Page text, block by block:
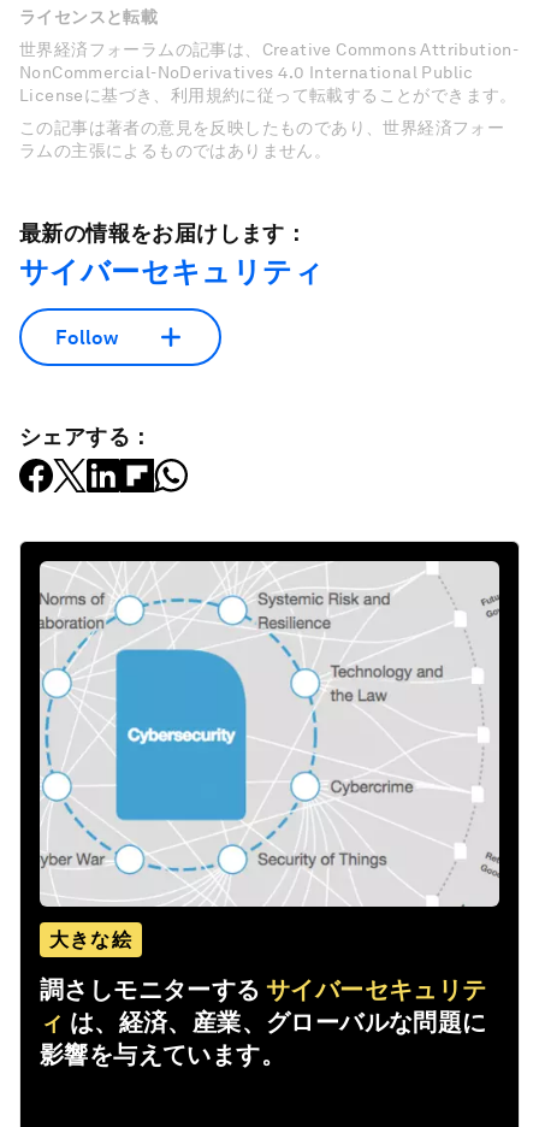
ライセンスと転載
世界経済フォーラムの記事は、Creative Commons Attribution-
NonCommercial-NoDerivatives 4.0 International Public
Licenseに基づき、利用規約に従って転載することができます。
この記事は著者の意見を反映したものであり、世界経済フォー
ラムの主張によるものではありません。
最新の情報をお届けします：
サイバーセキュリティ
Follow
シェアする：
大きな絵
調さしモニターする サイバーセキュリテ
ィ は、経済、産業、グローバルな問題に
影響を与えています。